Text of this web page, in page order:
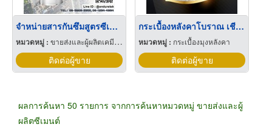
จำหน่ายสารกันซึมสูตรซีเมนต์
หมวดหมู่ : ขายส่งและผู้ผลิตเคมีภัณฑ์
ติดต่อผู้ขาย
กระเบื้องหลังคาโบราณ เชียงใหม่
หมวดหมู่ : กระเบื้องมุงหลังคา
ติดต่อผู้ขาย
ผลการค้นหา 50 รายการ จากการค้นหาหมวดหมู่ ขายส่งและผู้
ผลิตซีเมนต์